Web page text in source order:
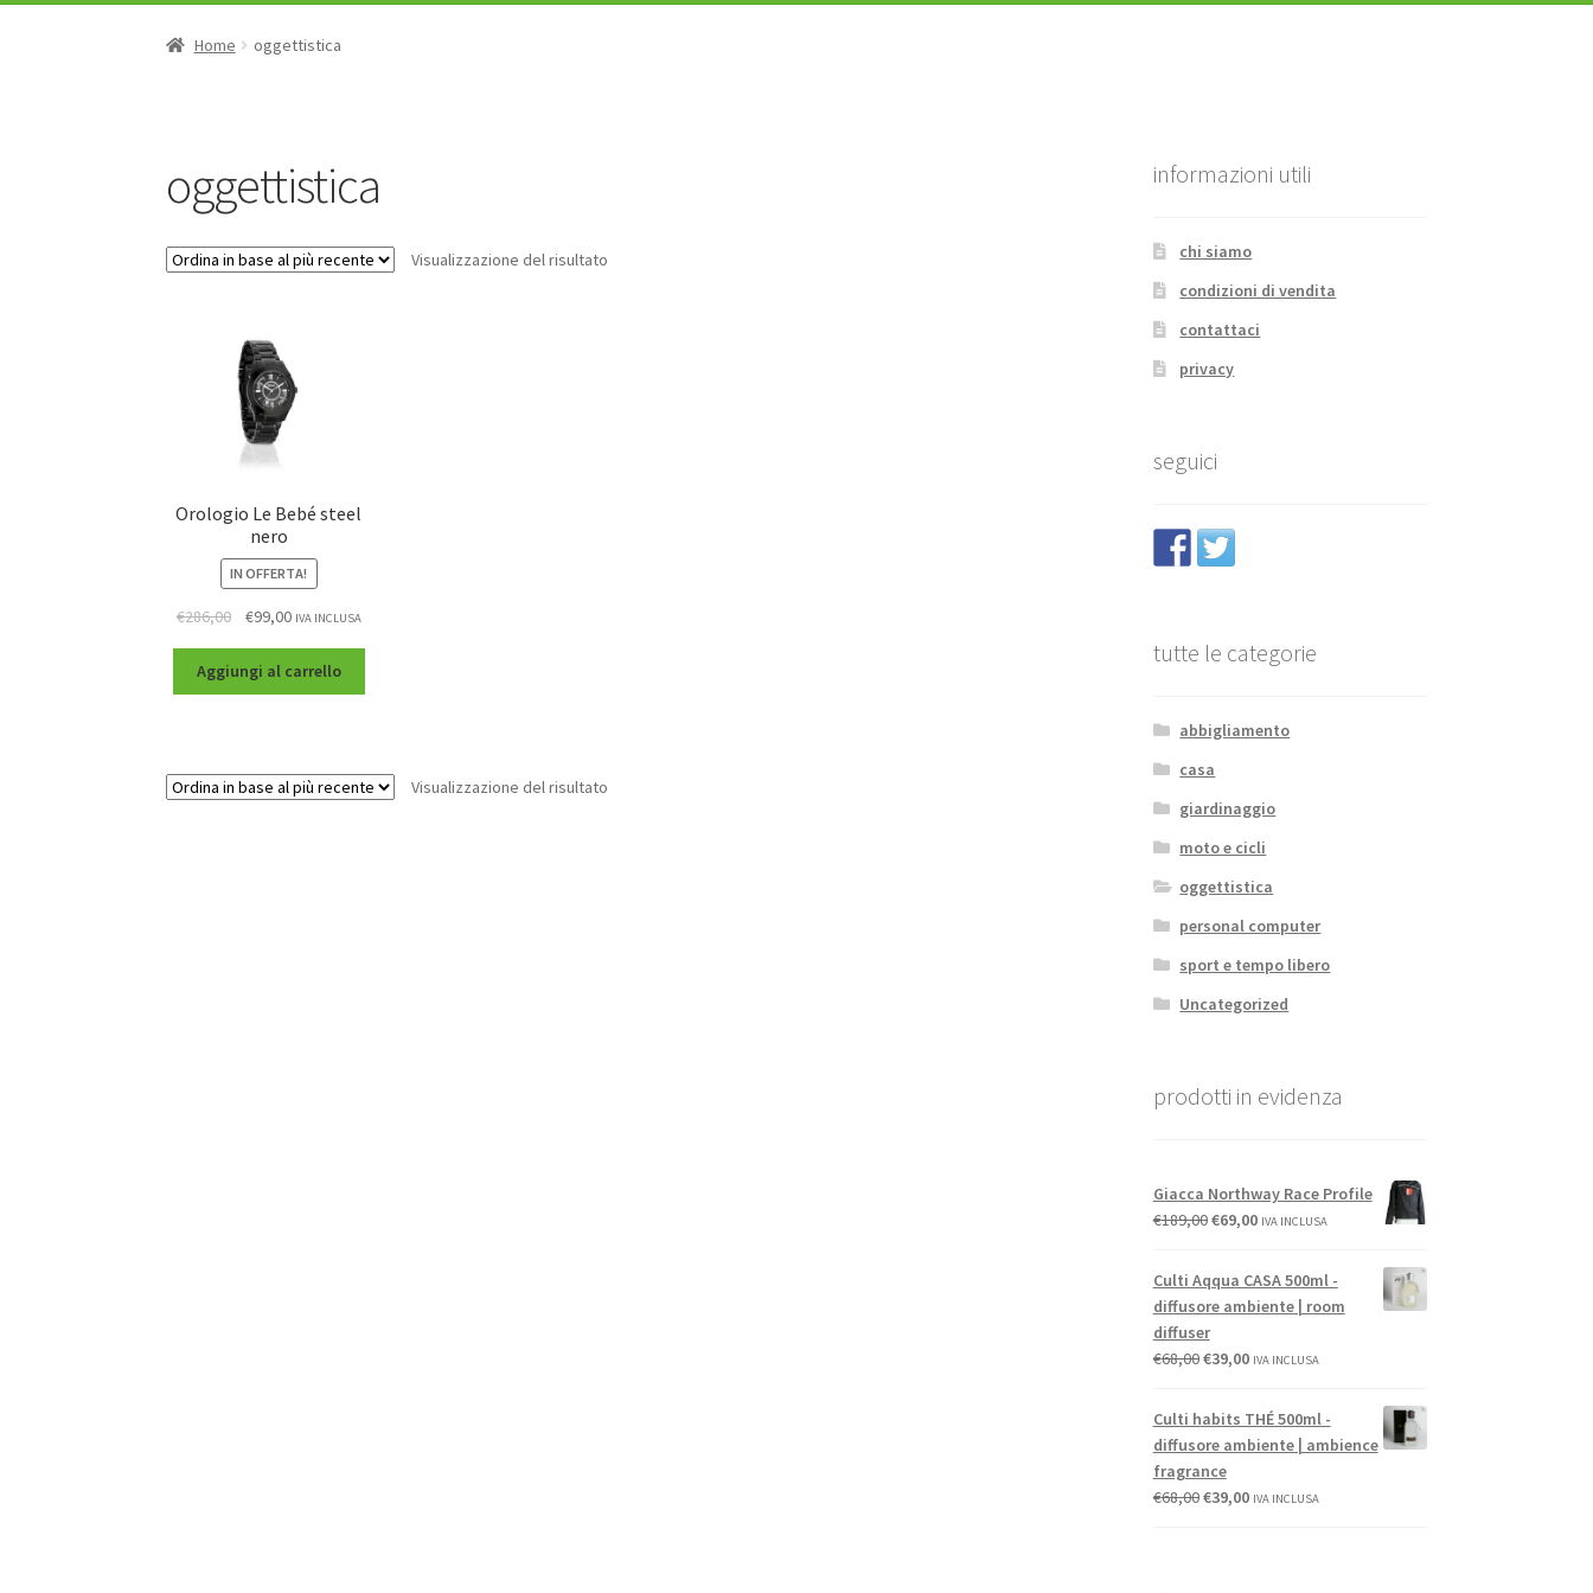
Home oggettistica
oggettistica
Visualizzazione del risultato
Orologio Le Bebé steel
nero
IN OFFERTA!
€286,00 €99,00 IVA INCLUSA
Aggiungi al carrello
Visualizzazione del risultato
informazioni utili
chi siamo
condizioni di vendita
contattaci
privacy
seguici
tutte le categorie
abbigliamento
casa
giardinaggio
moto e cicli
oggettistica
personal computer
sport e tempo libero
Uncategorized
prodotti in evidenza
Giacca Northway Race Profile
€189,00€69,00 IVA INCLUSA
Culti Aqqua CASA 500ml -
diffusore ambiente | room
diffuser
€68,00€39,00 IVA INCLUSA
Culti habits THÉ 500ml -
diffusore ambiente | ambience
fragrance
€68,00€39,00 IVA INCLUSA